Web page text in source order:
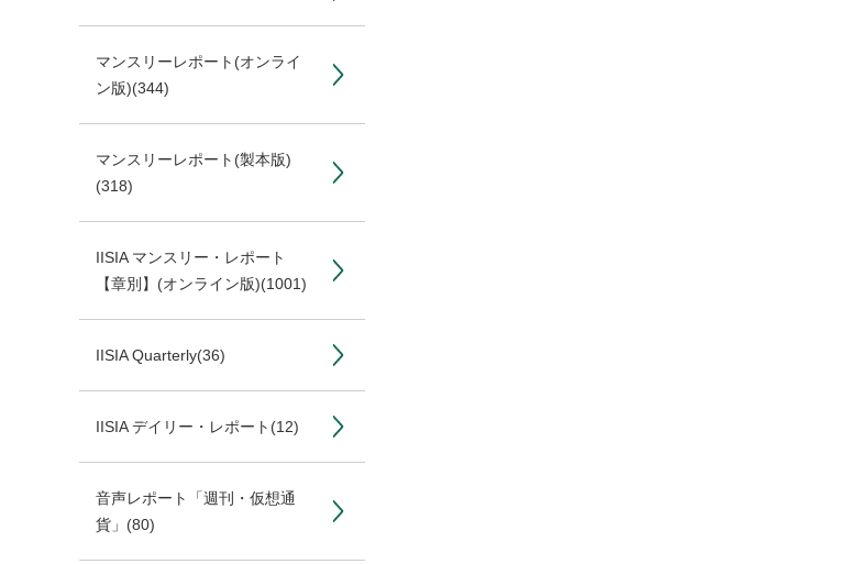
マンスリーレポート(オンライ
ン版)(344)
マンスリーレポート(製本版)
(318)
IISIA マンスリー・レポート
【章別】(オンライン版)(1001)
IISIA Quarterly(36)
IISIA デイリー・レポート (12)
音声レポート「週刊・仮想通
貨」 (80)